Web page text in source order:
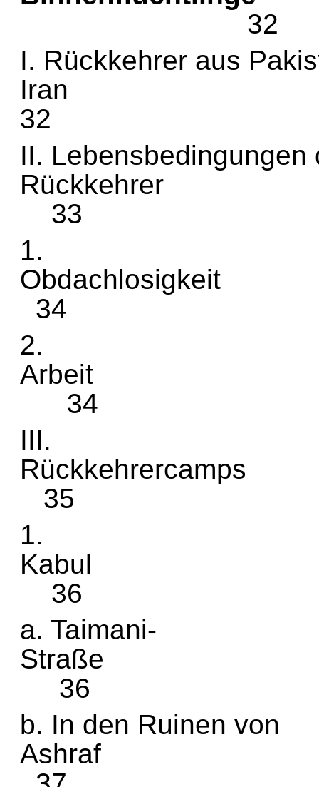
32
I. Rückkehrer aus
32
II.
33
1.
34
2.
34
III.
35
1.
36
a. Taimani-
36
b. In den Ruinen von